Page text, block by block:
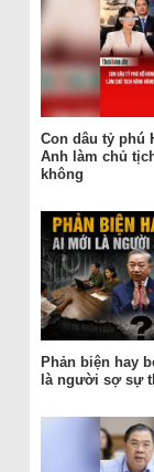
Con dâu tỷ phú
Anh làm chủ
không
Phản biện hay
là người sợ sự